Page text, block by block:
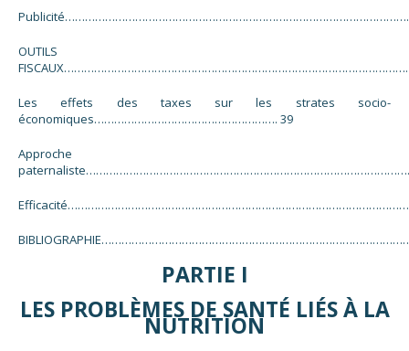
OUTILS
Les effets des taxes sur les strates socio-
économiques………………………………………………. 39
Approche
PARTIE I
LES PROBLÈMES DE SANTÉ LIÉS À LA
NUTRITION